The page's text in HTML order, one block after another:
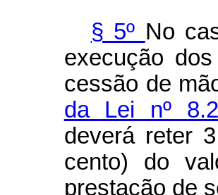
§ 5º No
execução
cessão de
da Lei nº
deverá reter
cento) do
prestação de